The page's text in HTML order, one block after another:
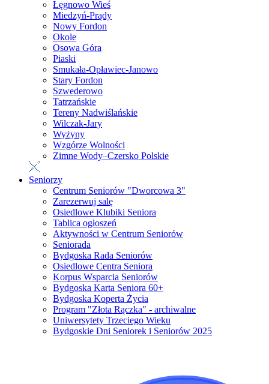
Łęgnowo Wieś
Miedzyń-Prądy
Nowy Fordon
Okole
Osowa Góra
Piaski
Smukała-Opławiec-Janowo
Stary Fordon
Szwederowo
Tatrzańskie
Tereny Nadwiślańskie
Wilczak-Jary
Wyżyny
Wzgórze Wolności
Zimne Wody–Czersko Polskie
Seniorzy
Centrum Seniorów "Dworcowa 3"
Zarezerwuj salę
Osiedlowe Klubiki Seniora
Tablica ogłoszeń
Aktywności w Centrum Seniorów
Seniorada
Bydgoska Rada Seniorów
Osiedlowe Centra Seniora
Korpus Wsparcia Seniorów
Bydgoska Karta Seniora 60+
Bydgoska Koperta Życia
Program "Złota Rączka" - archiwalne
Uniwersytety Trzeciego Wieku
Bydgoskie Dni Seniorek i Seniorów 2025